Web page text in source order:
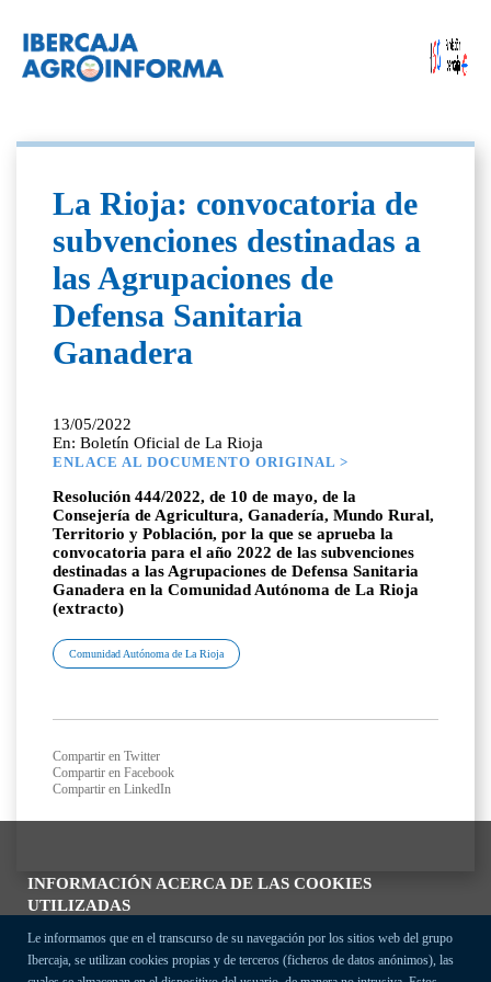
INFORMACIÓN ACERCA DE LAS COOKIES
UTILIZADAS
Le informamos que en el transcurso de su navegación por los sitios web del grupo
Ibercaja, se utilizan cookies propias y de terceros (ficheros de datos anónimos), las
La Rioja: convocatoria de
subvenciones destinadas a
las Agrupaciones de
Defensa Sanitaria
Ganadera
13/05/2022
En: Boletín Oficial de La Rioja
ENLACE AL DOCUMENTO ORIGINAL >
Resolución 444/2022, de 10 de mayo, de la
Consejería de Agricultura, Ganadería, Mundo Rural,
Territorio y Población, por la que se aprueba la
convocatoria para el año 2022 de las subvenciones
destinadas a las Agrupaciones de Defensa Sanitaria
Ganadera en la Comunidad Autónoma de La Rioja
(extracto)
Comunidad Autónoma de La Rioja
Compartir en Twitter
Compartir en Facebook
Compartir en LinkedIn